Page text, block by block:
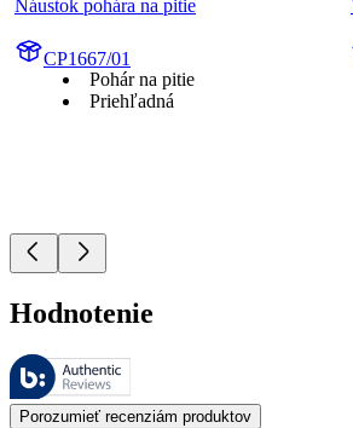
Náustok pohára na pitie
CP1667/01
Pohár na pitie
Priehľadná
Hodnotenie
Tieto recenzie spravuje Bazaarvoice a sú v
Zákaznícke recenzie vo forme hodnotenia
Porozumieť recenziám produktov